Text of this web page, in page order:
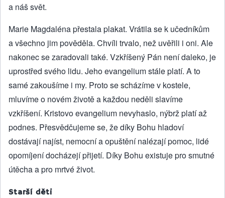
a náš svět.
Marie Magdaléna přestala plakat. Vrátila se k učedníkům
a všechno jim pověděla. Chvíli trvalo, než uvěřili i oni. Ale
nakonec se zaradovali také. Vzkříšený Pán není daleko, je
uprostřed svého lidu. Jeho evangelium stále platí. A to
samé zakoušíme i my. Proto se scházíme v kostele,
mluvíme o novém životě a každou neděli slavíme
vzkříšení. Kristovo evangelium nevyhaslo, nýbrž platí až
podnes. Přesvědčujeme se, že díky Bohu hladoví
dostávají najíst, nemocní a opuštění nalézají pomoc, lidé
opomíjení docházejí přijetí. Díky Bohu existuje pro smutné
útěcha a pro mrtvé život.
Starší děti